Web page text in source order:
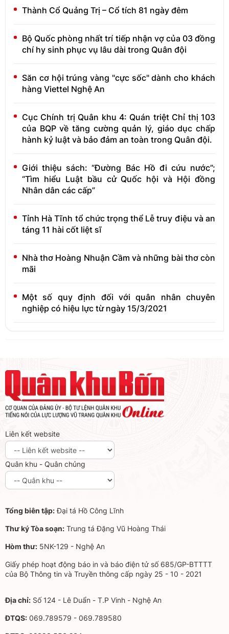
Thành Cổ Quảng Trị – Cổ tích 81 ngày đêm
Bộ Quốc phòng nhất trí tiếp nhận vợ của 03 đồng
chí hy sinh phục vụ lâu dài trong Quân đội
Săn cơ hội trúng vàng "cực sốc" dành cho khách
hàng Viettel Nghệ An
Cục Chính trị Quân khu 4: Quán triệt Chỉ thị 103
của BQP về tăng cường quản lý, giáo dục chấp
hành kỷ luật và bảo đảm an toàn trong Quân đội.
Giới thiệu sách: “Đường Bác Hồ đi cứu nước”;
“Tìm hiểu Luật bầu cử Quốc hội và Hội đồng
Nhân dân các cấp”
Tỉnh Hà Tĩnh tổ chức trọng thể Lễ truy điệu và an
táng 11 hài cốt liệt sĩ
Nhà thơ Hoàng Nhuận Cầm và những bài thơ còn
mãi
Một số quy định đối với quân nhân chuyên
nghiệp có hiệu lực từ ngày 15/3/2021
Liên kết website
Quân khu - Quân chủng
Tổng biên tập:Đại tá Hồ Công Lĩnh
Thư ký Tòa soạn: Trung tá Đặng Vũ Hoàng Thái
Hòm thư: 5NK-129 - Nghệ An
Giấy phép hoạt động báo in và báo điện tử số 685/GP-BTTTT
của Bộ Thông tin và Truyền thông cấp ngày 25 - 10 - 2021
Địa chỉ: Số 124 - Lê Duẩn - T.P Vinh - Nghệ An
ĐTQS: 069.789579 - 069.789580